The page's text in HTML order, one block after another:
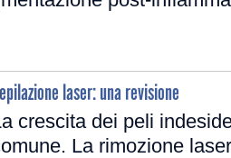
laser: una revisione
crescita dei peli
La rimozione